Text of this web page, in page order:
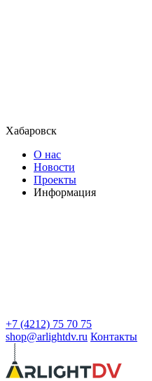
Хабаровск
О нас
Новости
Проекты
Информация
+7 (4212) 75 70 75
shop@arlightdv.ru Контакты